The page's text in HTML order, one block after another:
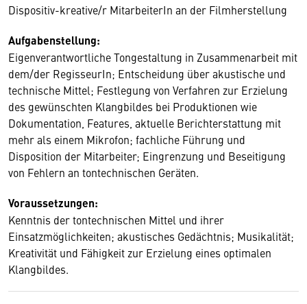
Dispositiv-kreative/r MitarbeiterIn an der Filmherstellung
Aufgabenstellung:
Eigenverantwortliche Tongestaltung in Zusammenarbeit mit
dem/der RegisseurIn; Entscheidung über akustische und
technische Mittel; Festlegung von Verfahren zur Erzielung
des gewünschten Klangbildes bei Produktionen wie
Dokumentation, Features, aktuelle Berichterstattung mit
mehr als einem Mikrofon; fachliche Führung und
Disposition der Mitarbeiter; Eingrenzung und Beseitigung
von Fehlern an tontechnischen Geräten.
Voraussetzungen:
Kenntnis der tontechnischen Mittel und ihrer
Einsatzmöglichkeiten; akustisches Gedächtnis; Musikalität;
Kreativität und Fähigkeit zur Erzielung eines optimalen
Klangbildes.